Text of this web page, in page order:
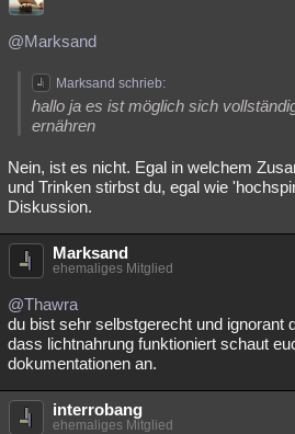
@Marksand
Marksand schrieb:
hallo ja es ist möglich sich
ernähren
Nein, ist es nicht. Egal in welchem
und Trinken stirbst du, egal wie
Diskussion.
Marksand
ehemaliges Mitglied
@Thawra
du bist sehr selbstgerecht und ignorant
dass lichtnahrung funktioniert schaut
dokumentationen an.
interrobang
ehemaliges Mitglied